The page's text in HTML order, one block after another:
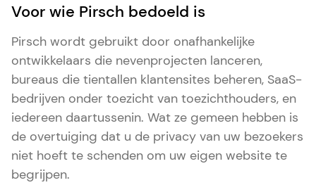
Voor wie Pirsch bedoeld is
Pirsch wordt gebruikt door onafhankelijke
ontwikkelaars die nevenprojecten lanceren,
bureaus die tientallen klantensites beheren, SaaS-
bedrijven onder toezicht van toezichthouders, en
iedereen daartussenin. Wat ze gemeen hebben is
de overtuiging dat u de privacy van uw bezoekers
niet hoeft te schenden om uw eigen website te
begrijpen.